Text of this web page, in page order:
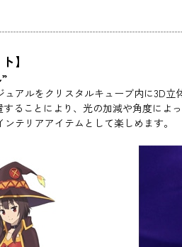
】
アルをクリスタルキューブ内に3D立
ることにより、光の加減や角度によ
テリアアイテムとして楽しめます。